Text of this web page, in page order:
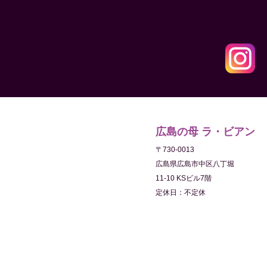
広島の母 ラ・ビアン
〒730-0013
広島県広島市中区八丁堀
11-10 KSビル7階
定休日：不定休